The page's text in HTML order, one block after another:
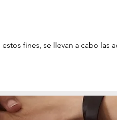
fines, se llevan a cabo las
la cultura